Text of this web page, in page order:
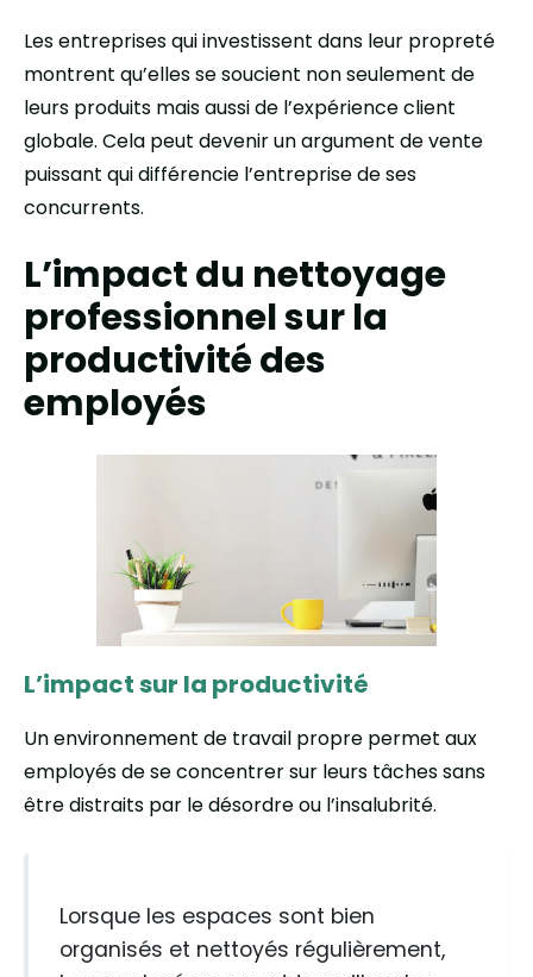
Les entreprises qui investissent dans leur propreté
montrent qu’elles se soucient non seulement de
leurs produits mais aussi de l’expérience client
globale. Cela peut devenir un argument de vente
puissant qui différencie l’entreprise de ses
concurrents.
L’impact du nettoyage
professionnel sur la
productivité des
employés
L’impact sur la productivité
Un environnement de travail propre permet aux
employés de se concentrer sur leurs tâches sans
être distraits par le désordre ou l’insalubrité.
Lorsque les espaces sont bien
organisés et nettoyés régulièrement,